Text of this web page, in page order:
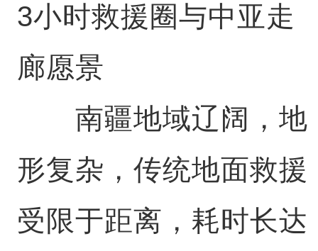
3小时救援圈与中亚走
廊愿景
南疆地域辽阔，地
形复杂，传统地面救援
受限于距离，耗时长达